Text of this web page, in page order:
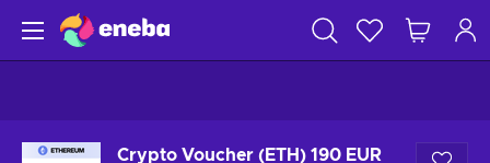
Crypto Voucher (ETH) 190 EUR